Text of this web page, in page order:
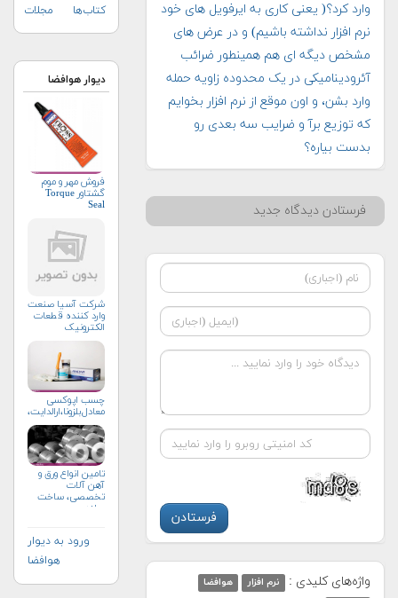
وارد کرد؟( یعنی کاری به ایرفویل های خود
نرم افزار نداشته باشیم) و در عرض های
مشخص دیگه ای هم همینطور ضرائب
آئرودینامیکی در یک محدوده زاویه حمله
وارد بشن، و اون موقع از نرم افزار بخوایم
که توزیع برآ و ضرایب سه بعدی رو
بدست بیاره؟
فرستادن دیدگاه جدید
واژه‌های کلیدی : نرم افزار
هوافضا
کتاب‌ها
مجلات
دیوار هوافضا
فروش مهر و موم
گشتاور Torque
Seal
شرکت آسیا صنعت
وارد کننده قطعات
الکترونیک
چسب اپوکسی
تامین انواع ورق و
آهن آلات
تخصصی، ساخت
سازه
ورود به دیوار
هوافضا